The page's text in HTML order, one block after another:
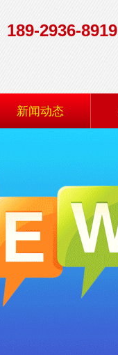
189-2936-8919
新闻动态